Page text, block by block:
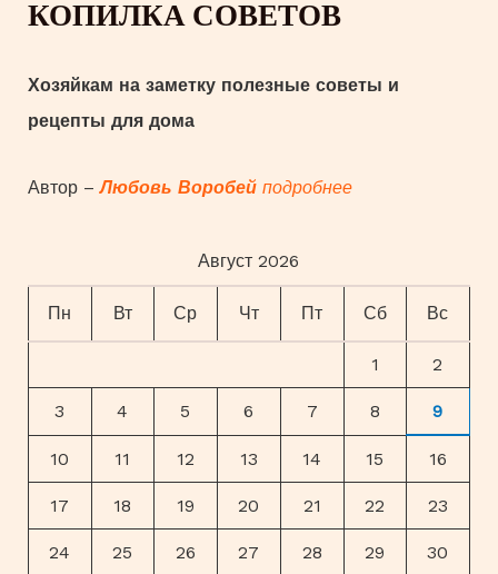
с
КОПИЛКА СОВЕТОВ
Хозяйкам на заметку полезные советы и
рецепты для дома
Автор –Любовь Воробей подробнее
Август 2026
Пн Вт Ср Чт Пт Сб Вс
1 2
3 4 5 6 7 8 9
10 11 12 13 14 15 16
17 18 19 20 21 22 23
24 25 26 27 28 29 30